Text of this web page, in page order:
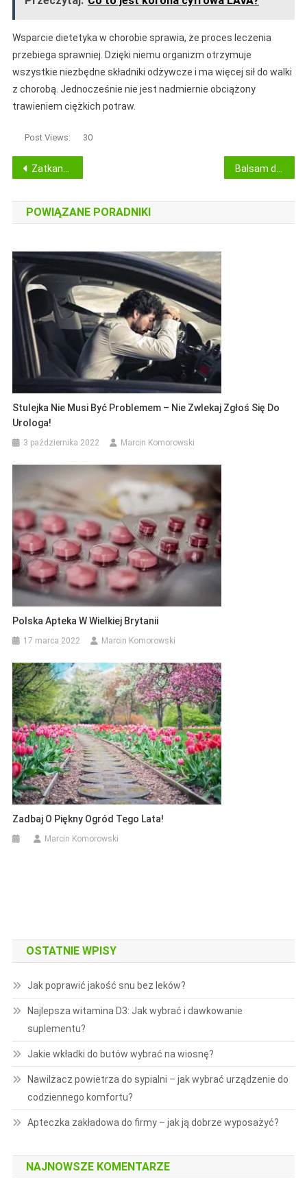
Wsparcie dietetyka w chorobie sprawia, że proces leczenia
przebiega sprawniej. Dzięki niemu organizm otrzymuje
wszystkie niezbędne składniki odżywcze i ma więcej sił do walki
z chorobą. Jednocześnie nie jest nadmiernie obciążony
trawieniem ciężkich potraw.
Post Views: 30
Nawigacja
wpisu
Zatkany nos u dziecka – jak go udrożnić?
POWIĄZANE PORADNIKI
Stulejka Nie Musi Być Problemem – Nie Zwlekaj Zgłoś Się Do
Urologa!
3 października 2022 Marcin Komorowski
Polska Apteka W Wielkiej Brytanii
17 marca 2022 Marcin Komorowski
Zadbaj O Piękny Ogród Tego Lata!
Marcin Komorowski
OSTATNIE WPISY
Jak poprawić jakość snu bez leków?
Najlepsza witamina D3: Jak wybrać i dawkowanie
suplementu?
Jakie wkładki do butów wybrać na wiosnę?
Nawilżacz powietrza do sypialni – jak wybrać urządzenie do
codziennego komfortu?
Apteczka zakładowa do firmy – jak ją dobrze wyposażyć?
NAJNOWSZE KOMENTARZE